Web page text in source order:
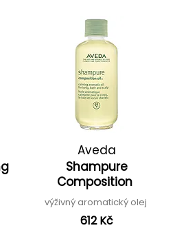
Aveda
Shampure
Composition
výživný aromatický olej
612 Kč